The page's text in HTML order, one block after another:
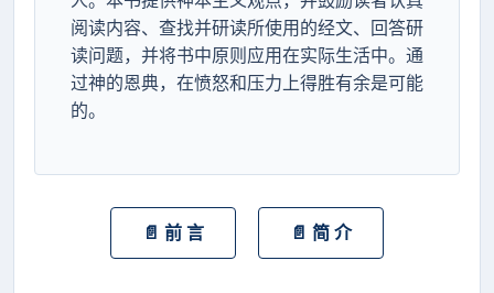
阅读内容、查找并研读所使用的经文、回答研
读问题，并将书中原则应用在实际生活中。通
过神的恩典，在愤怒和压力上得胜有余是可能
的。
📄 前 言 📄 简 介